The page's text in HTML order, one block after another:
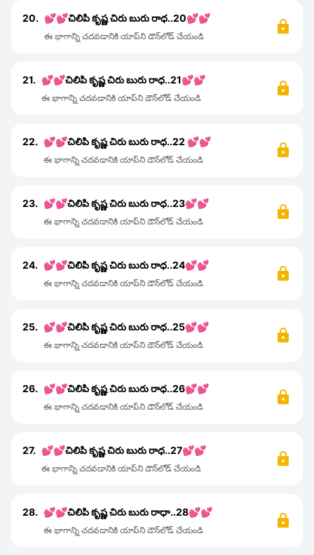
20. 💕💕చిలిపి కృష్ణ చిరు బురు రాధ..20💕💕
ఈ భాగాన్ని చదవడానికి యాప్‌ని డౌన్‌లోడ్ చేయండి
21. 💕💕చిలిపి కృష్ణ చిరు బురు రాధ..21💕💕
ఈ భాగాన్ని చదవడానికి యాప్‌ని డౌన్‌లోడ్ చేయండి
22. 💕💕చిలిపి కృష్ణ చిరు బురు రాధ..22 💕💕
ఈ భాగాన్ని చదవడానికి యాప్‌ని డౌన్‌లోడ్ చేయండి
23. 💕💕చిలిపి కృష్ణ చిరు బురు రాధ..23💕💕
ఈ భాగాన్ని చదవడానికి యాప్‌ని డౌన్‌లోడ్ చేయండి
24. 💕💕చిలిపి కృష్ణ చిరు బురు రాధ..24💕💕
ఈ భాగాన్ని చదవడానికి యాప్‌ని డౌన్‌లోడ్ చేయండి
25. 💕💕చిలిపి కృష్ణ చిరు బురు రాధ..25💕💕
ఈ భాగాన్ని చదవడానికి యాప్‌ని డౌన్‌లోడ్ చేయండి
26. 💕💕చిలిపి కృష్ణ చిరు బురు రాధ..26💕💕
ఈ భాగాన్ని చదవడానికి యాప్‌ని డౌన్‌లోడ్ చేయండి
27. 💕💕చిలిపి కృష్ణ చిరు బురు రాధ..27💕💕
ఈ భాగాన్ని చదవడానికి యాప్‌ని డౌన్‌లోడ్ చేయండి
28. 💕💕చిలిపి కృష్ణ చిరు బురు రాధా..28💕💕
ఈ భాగాన్ని చదవడానికి యాప్‌ని డౌన్‌లోడ్ చేయండి